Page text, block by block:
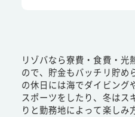
リゾバなら寮費・食費・光
ので、貯金もバッチリ貯め
の休日には海でダイビング
スポーツをしたり、冬はス
りと勤務地によって楽しみ